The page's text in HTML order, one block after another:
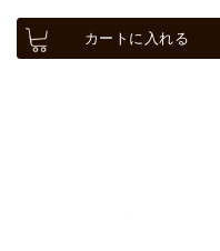
カートに入れる